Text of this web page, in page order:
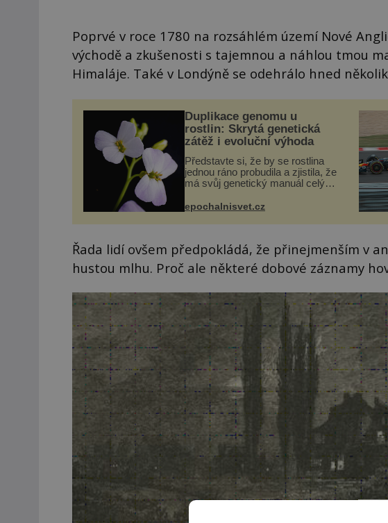
Poprvé v roce 1780 na rozsáhlém území Nové
východě a zkušenosti s tajemnou a náhlou tmou
Himaláje. Také v Londýně se odehrálo hned
Duplikace genomu u
rostlin: Skrytá genetická
zátěž i evoluční výhoda
Představte si, že by se rostlina
jednou ráno probudila a zjistila, že
má svůj genetický manuál celý
přírodě stane – a podle nového
vstupenka...
epochalnisvet.cz
Řada lidí ovšem předpokládá, že přinejmenším v
hustou mlhu. Proč ale některé dobové záznamy